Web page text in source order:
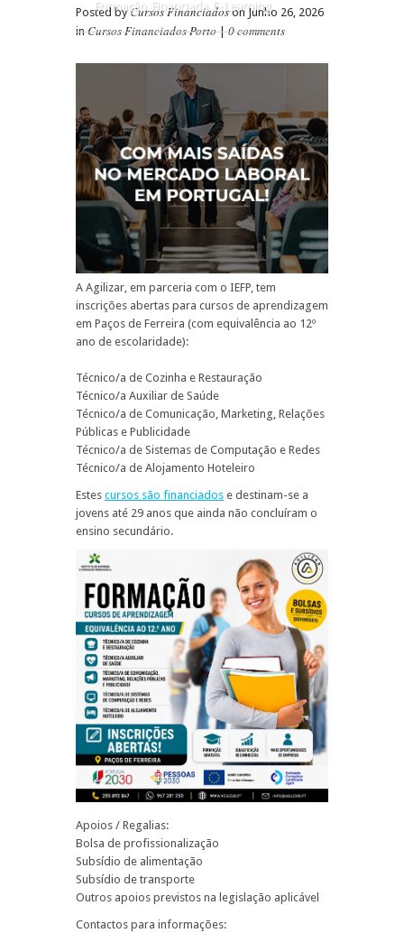
Formação Financiada E-Learning
Posted byCursos Financiadoson Junho 26, 2026
inCursos Financiados Porto|0 comments
A Agilizar, em parceria com o IEFP, tem
inscrições abertas para cursos de aprendizagem
em Paços de Ferreira (com equivalência ao 12º
ano de escolaridade):
Técnico/a de Cozinha e Restauração
Técnico/a Auxiliar de Saúde
Técnico/a de Comunicação, Marketing, Relações
Públicas e Publicidade
Técnico/a de Sistemas de Computação e Redes
Técnico/a de Alojamento Hoteleiro
Estes cursos são financiados e destinam-se a
jovens até 29 anos que ainda não concluíram o
ensino secundário.
Apoios / Regalias:
Bolsa de profissionalização
Subsídio de alimentação
Subsídio de transporte
Outros apoios previstos na legislação aplicável
Contactos para informações: